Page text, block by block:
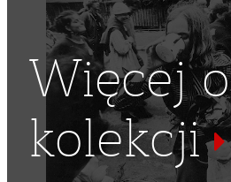
Więcej o
kolekcji